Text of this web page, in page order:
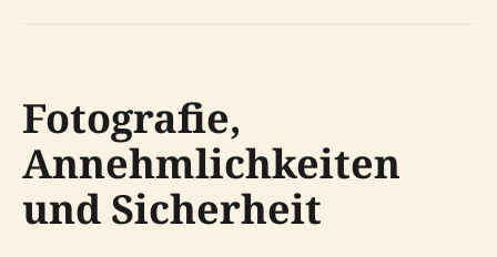
Fotografie,
Annehmlichkeiten
und Sicherheit